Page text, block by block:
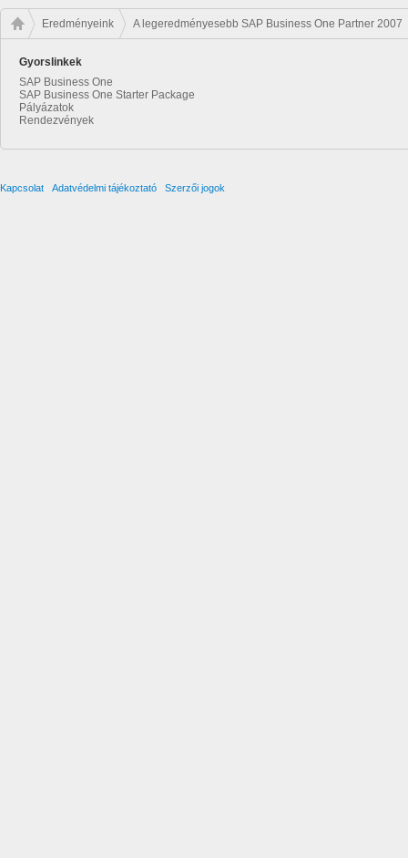
Eredményeink A legeredményesebb SAP Business One Partner 2007
Gyorslinkek
SAP Business One
SAP Business One Starter Package
Pályázatok
Rendezvények
Kapcsolat Adatvédelmi tájékoztató Szerzői jogok